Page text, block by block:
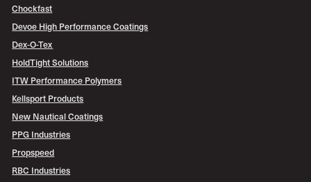
Chockfast
Devoe High Performance Coatings
Dex-O-Tex
HoldTight Solutions
ITW Performance Polymers
Kellsport Products
New Nautical Coatings
PPG Industries
Propspeed
RBC Industries